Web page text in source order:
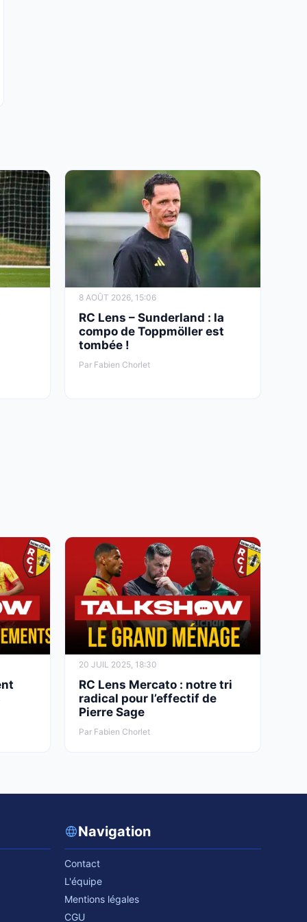
8 AOÛT 2026, 15:06
RC Lens – Sunderland : la
compo de Toppmöller est
tombée !
Par Fabien Chorlet
20 JUIL 2025, 18:30
RC Lens Mercato : notre tri
radical pour l’effectif de
Pierre Sage
Par Fabien Chorlet
Navigation
Contact
L'équipe
Mentions légales
CGU